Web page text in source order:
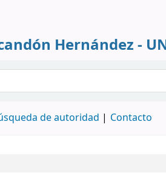
Hernández -
de autoridad Contacto